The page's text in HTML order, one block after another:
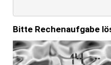
Bitte Rechenaufgabe